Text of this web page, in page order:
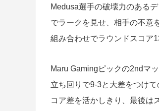
Medusa選手の破壊力のある
でラークを見せ、相手の不意
組み合わせでラウンドスコア
Maru Gamingピックの2ndマ
立ち回りで9-3と大差をつけ
コア差を活かしきり、最後は